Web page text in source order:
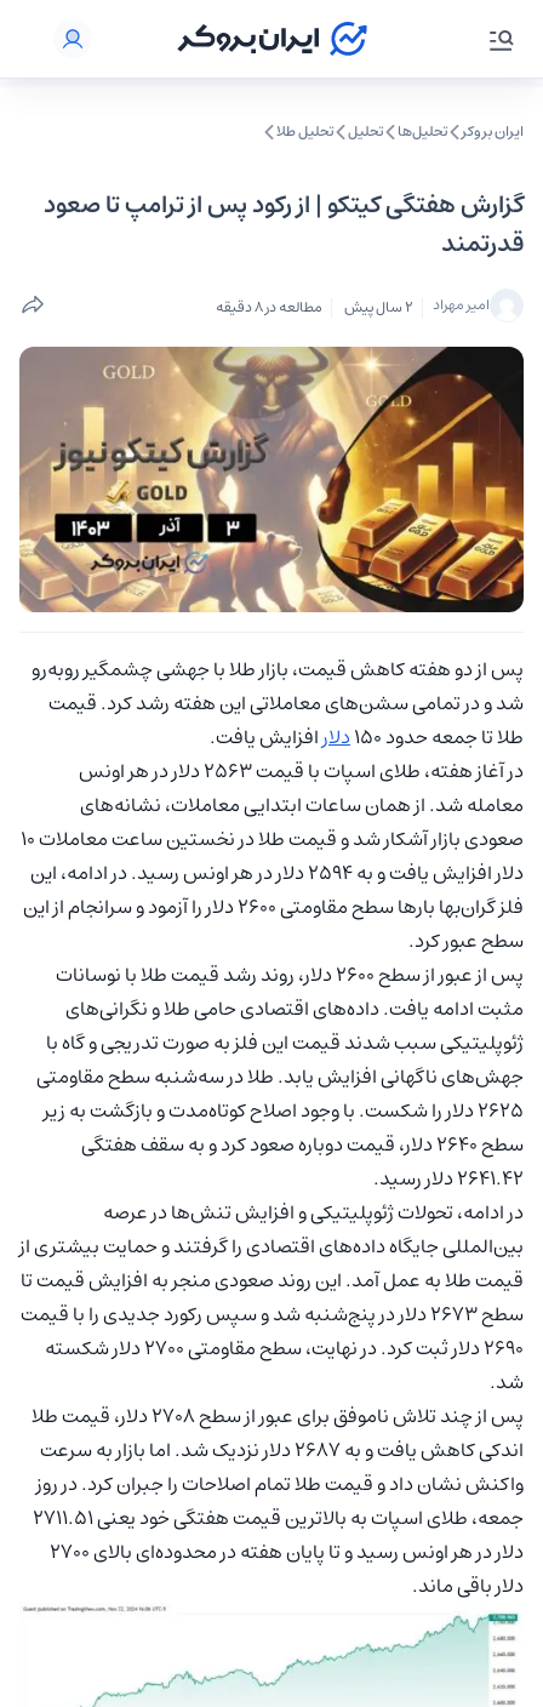
ایران بروکر تحلیل‌ها تحلیل‌ تحلیل طلا
گزارش هفتگی کیتکو | از رکود پس از ترامپ تا صعود
قدرتمند
امیر مهراد 2 سال پیش مطالعه در 8 دقیقه
پس از دو هفته کاهش قیمت، بازار طلا با جهشی چشمگیر روبه‌رو
شد و در تمامی سشن‌های معاملاتی این هفته رشد کرد. قیمت
طلا تا جمعه حدود ۱۵۰
دلارافزایش یافت.
در آغاز هفته، طلای اسپات با قیمت ۲۵۶۳ دلار در هر اونس
معامله شد. از همان ساعات ابتدایی معاملات، نشانه‌های
صعودی بازار آشکار شد و قیمت طلا در نخستین ساعت معاملات ۱۰
دلار افزایش یافت و به ۲۵۹۴ دلار در هر اونس رسید. در ادامه، این
فلز گران‌بها بارها سطح مقاومتی ۲۶۰۰ دلار را آزمود و سرانجام از این
سطح عبور کرد.
پس از عبور از سطح ۲۶۰۰ دلار، روند رشد قیمت طلا با نوسانات
مثبت ادامه یافت. داده‌های اقتصادی حامی طلا و نگرانی‌های
ژئوپلیتیکی سبب شدند قیمت این فلز به صورت تدریجی و گاه با
جهش‌های ناگهانی افزایش یابد. طلا در سه‌شنبه سطح مقاومتی
۲۶۲۵ دلار را شکست. با وجود اصلاح کوتاه‌مدت و بازگشت به زیر
سطح ۲۶۴۰ دلار، قیمت دوباره صعود کرد و به سقف هفتگی
۲۶۴۱.۴۲ دلار رسید.
در ادامه، تحولات ژئوپلیتیکی و افزایش تنش‌ها در عرصه
بین‌المللی جایگاه داده‌های اقتصادی را گرفتند و حمایت بیشتری از
قیمت طلا به عمل آمد. این روند صعودی منجر به افزایش قیمت تا
سطح ۲۶۷۳ دلار در پنج‌شنبه شد و سپس رکورد جدیدی را با قیمت
۲۶۹۰ دلار ثبت کرد. در نهایت، سطح مقاومتی ۲۷۰۰ دلار شکسته
شد.
پس از چند تلاش ناموفق برای عبور از سطح ۲۷۰۸ دلار، قیمت طلا
اندکی کاهش یافت و به ۲۶۸۷ دلار نزدیک شد. اما بازار به سرعت
واکنش نشان داد و قیمت طلا تمام اصلاحات را جبران کرد. در روز
جمعه، طلای اسپات به بالاترین قیمت هفتگی خود یعنی ۲۷۱۱.۵۱
دلار در هر اونس رسید و تا پایان هفته در محدوده‌ای بالای ۲۷۰۰
دلار باقی ماند.